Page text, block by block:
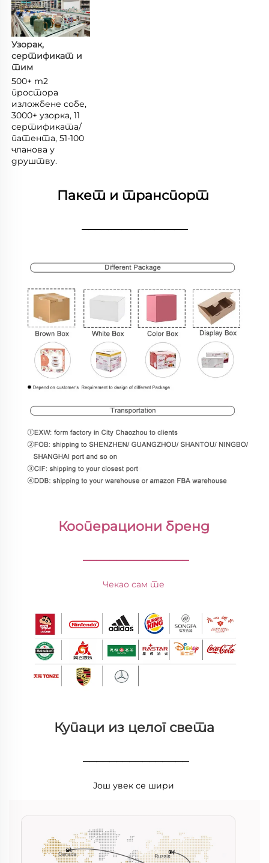
Узорак,
сертификат и
тим
500+ m2
простора
изложбене собе,
3000+ узорка, 11
сертификата/
патента, 51-100
чланова у
друштву.
Пакет и транспорт
________________
Кооперациони бренд
________________
Чекао сам те
Купаци из целог света
________________
Још увек се шири